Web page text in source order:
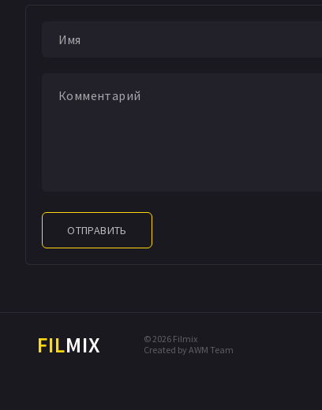
ОТПРАВИТЬ
FILMIX
© 2026 Filmix
Created by AWM Team